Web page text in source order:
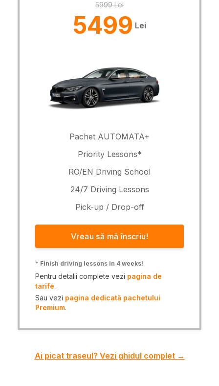
5999 Lei
5499 Lei
Pachet AUTOMATA+
Priority Lessons*
RO/EN Driving School
24/7 Driving Lessons
Pick-up / Drop-off
Vreau să mă înscriu!
* Finish driving lessons in 4 weeks!
Pentru detalii complete vezi pagina de
tarife.
Sau vezi pagina dedicată pachetului
Premium.
Ai picat traseul? Vezi ghidul complet →